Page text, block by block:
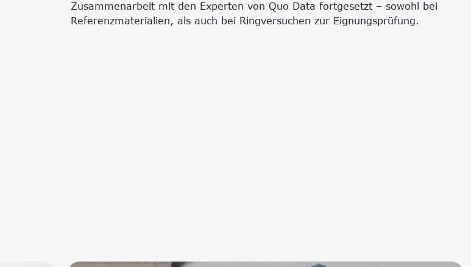
Zusammenarbeit mit den Experten von Quo Data fortgesetzt – sowohl bei
Referenzmaterialien, als auch bei Ringversuchen zur Eignungsprüfung.